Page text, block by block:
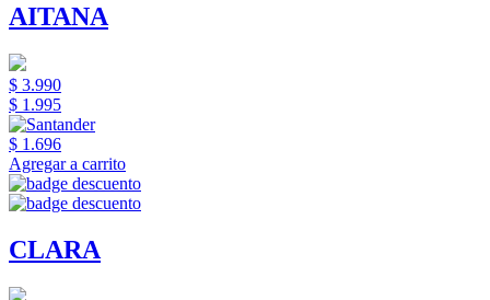
AITANA
$ 3.990
$ 1.995
$ 1.696
Agregar a carrito
CLARA